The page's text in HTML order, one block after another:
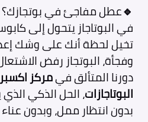
🔹عطل مفاجئ في
في البوتاجاز يتحول إلى
تخيل لحظة أنك على وشك
وفجأة، البوتجاز رفض
دورنا المتألق فيمركز
البوتاجازات، الحل الذكي
بدون انتظار ممل، وبدون عناء